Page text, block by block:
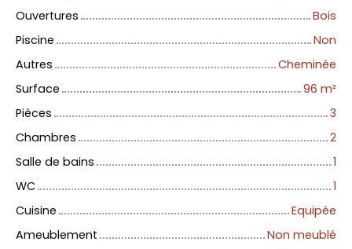
Ouvertures
Bois
Piscine
Non
Autres
Cheminée
Surface
96 m²
Pièces
3
Chambres
2
Salle de bains
1
WC
1
Cuisine
Equipée
Ameublement
Non meublé